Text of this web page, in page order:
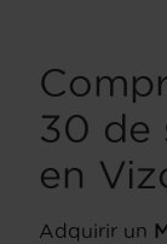
30 de
en
Adquirir un